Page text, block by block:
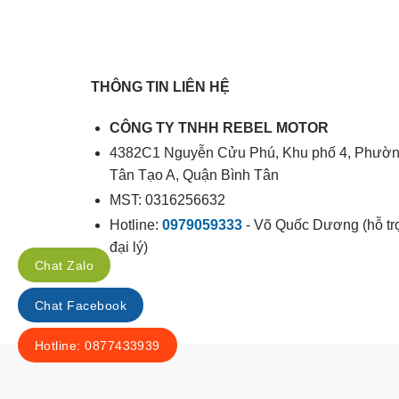
THÔNG TIN LIÊN HỆ
CÔNG TY TNHH REBEL MOTOR
4382C1 Nguyễn Cửu Phú, Khu phố 4,
Tân Tạo A, Quận Bình Tân
MST: 0316256632
Hotline: 0979059333- Võ Quốc Dương (hỗ
đại lý)
Chat Zalo
Chat Facebook
Hotline: 0877433939